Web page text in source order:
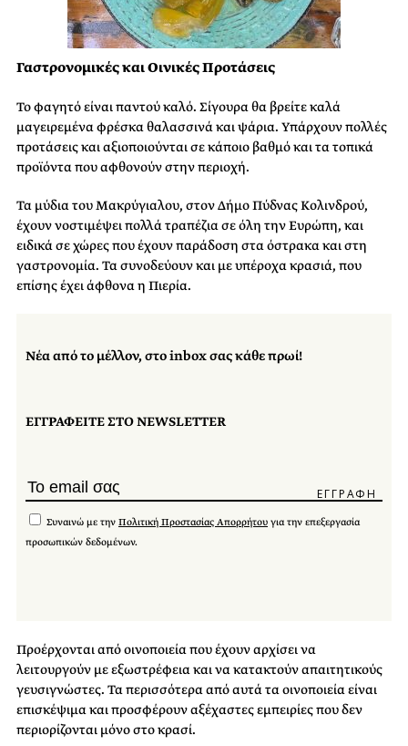
Γαστρονομικές και Οινικές Προτάσεις
Το φαγητό είναι παντού καλό. Σίγουρα θα βρείτε καλά
μαγειρεμένα φρέσκα θαλασσινά και ψάρια. Υπάρχουν πολλές
προτάσεις και αξιοποιούνται σε κάποιο βαθμό και τα τοπικά
προϊόντα που αφθονούν στην περιοχή.
Τα μύδια του Μακρύγιαλου, στον Δήμο Πύδνας Κολινδρού,
έχουν νοστιμέψει πολλά τραπέζια σε όλη την Ευρώπη, και
ειδικά σε χώρες που έχουν παράδοση στα όστρακα και στη
γαστρονομία. Τα συνοδεύουν και με υπέροχα κρασιά, που
επίσης έχει άφθονα η Πιερία.
Νέα από το μέλλον, στο inbox σας κάθε πρωί!
ΕΓΓΡΑΦΕΙΤΕ ΣΤΟ NEWSLETTER
Συναινώ με την Πολιτική Προστασίας Απορρήτου για την επεξεργασία
προσωπικών δεδομένων.
Προέρχονται από οινοποιεία που έχουν αρχίσει να
λειτουργούν με εξωστρέφεια και να κατακτούν απαιτητικούς
γευσιγνώστες. Τα περισσότερα από αυτά τα οινοποιεία είναι
επισκέψιμα και προσφέρουν αξέχαστες εμπειρίες που δεν
περιορίζονται μόνο στο κρασί.